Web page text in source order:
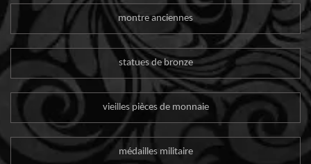
montre anciennes
statues de bronze
vieilles pièces de monnaie
médailles militaire